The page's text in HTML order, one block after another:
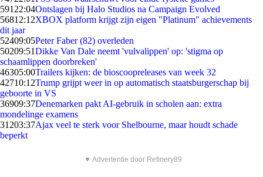
591 22:04Ontslagen bij Halo Studios na Campaign Evolved
56812:12XBOX platform krijgt zijn eigen "Platinum" achievements
dit jaar
52409:05Peter Faber (82) overleden
50209:51Dikke Van Dale neemt 'vulvalippen' op: 'stigma op
schaamlippen doorbreken'
46305:00Trailers kijken: de bioscoopreleases van week 32
42710:12Trump grijpt weer in op automatisch staatsburgerschap bij
geboorte in VS
36909:37Denemarken pakt AI-gebruik in scholen aan: extra
mondelinge examens
31203:37Ajax veel te sterk voor Shelbourne, maar houdt schade
beperkt
▼ Advertentie door Refinery89